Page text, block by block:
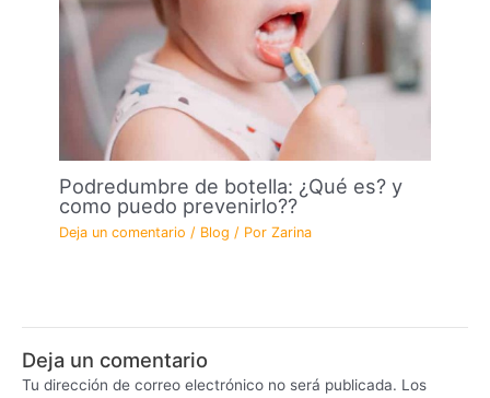
Podredumbre de botella: ¿Qué es? y
como puedo prevenirlo??
Deja un comentario / Blog / PorZarina
Deja un comentario
Tu dirección de correo electrónico no será publicada. Los